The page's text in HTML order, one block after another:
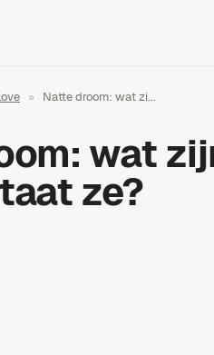
» Natte droom: wat zi...
wat
ze?